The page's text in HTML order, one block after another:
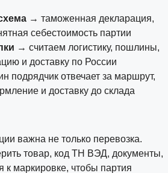
→ таможенная декларация,
себестоимость партии
→ считаем логистику, пошлины,
и доставку по России
подрядчик отвечает за маршрут,
и доставку до склада
важна не только перевозка.
товар, код ТН ВЭД, документы,
к маркировке, чтобы партия